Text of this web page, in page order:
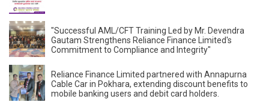
"Successful AML/CFT Training Led by Mr. Devendra
Gautam Strengthens Reliance Finance Limited's
Commitment to Compliance and Integrity"
Reliance Finance Limited partnered with Annapurna
Cable Car in Pokhara, extending discount benefits to
mobile banking users and debit card holders.